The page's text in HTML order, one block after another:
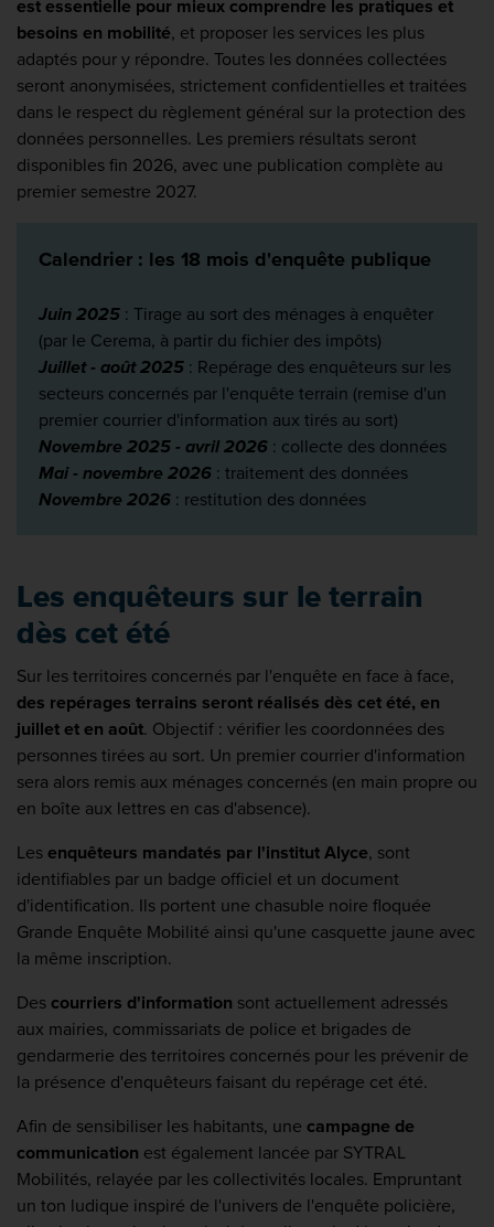
est essentielle pour mieux comprendre les pratiques et
besoins en mobilité, et proposer les services les plus
adaptés pour y répondre. Toutes les données collectées
seront anonymisées, strictement confidentielles et traitées
dans le respect du règlement général sur la protection des
données personnelles. Les premiers résultats seront
disponibles fin 2026, avec une publication complète au
premier semestre 2027.
Calendrier : les 18 mois d'enquête publique
Juin 2025 : Tirage au sort des ménages à enquêter
(par le Cerema, à partir du fichier des impôts)
Juillet - août 2025 : Repérage des enquêteurs sur les
secteurs concernés par l'enquête terrain (remise d'un
premier courrier d'information aux tirés au sort)
Novembre 2025 - avril 2026 : collecte des données
Mai - novembre 2026 : traitement des données
Novembre 2026 : restitution des données
Les enquêteurs sur le terrain
dès cet été
Sur les territoires concernés par l'enquête en face à face,
des repérages terrains seront réalisés dès cet été, en
juillet et en août. Objectif : vérifier les coordonnées des
personnes tirées au sort. Un premier courrier d'information
sera alors remis aux ménages concernés (en main propre ou
en boîte aux lettres en cas d'absence).
Les enquêteurs mandatés par l'institut Alyce, sont
identifiables par un badge officiel et un document
d'identification. Ils portent une chasuble noire floquée
Grande Enquête Mobilité ainsi qu'une casquette jaune avec
la même inscription.
Des courriers d'information sont actuellement adressés
aux mairies, commissariats de police et brigades de
gendarmerie des territoires concernés pour les prévenir de
la présence d'enquêteurs faisant du repérage cet été.
Afin de sensibiliser les habitants, une campagne de
communication est également lancée par SYTRAL
Mobilités, relayée par les collectivités locales. Empruntant
un ton ludique inspiré de l'univers de l'enquête policière,